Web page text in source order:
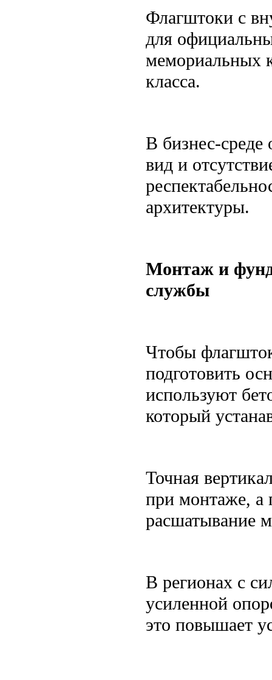
Флагштоки с
для
мемориальных
класса.
В бизнес-среде
вид и
архитектуры.
Монтаж и
службы
Чтобы
подготовить
используют
который
Точная
при монтаже, а
расшатывание
В регионах с
усиленной
это повышает